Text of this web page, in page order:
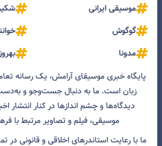
موسیقی ایرانی
گوگوش
مدونا
پایگاه خبری موسیقای آرامش، یک رسانه
زبان است. ما به دنبال جست‌و‌جو و
دیدگاه‌ها و چشم انداز‌ها در کنار انتشار
موسیقی، فیلم و تصاویر مرتبط با
ما با رعایت استاندرهای اخلاقی و قانونی در